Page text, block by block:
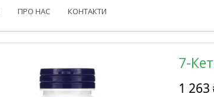
ПРО НАС КОНТАКТИ
7-
1 263